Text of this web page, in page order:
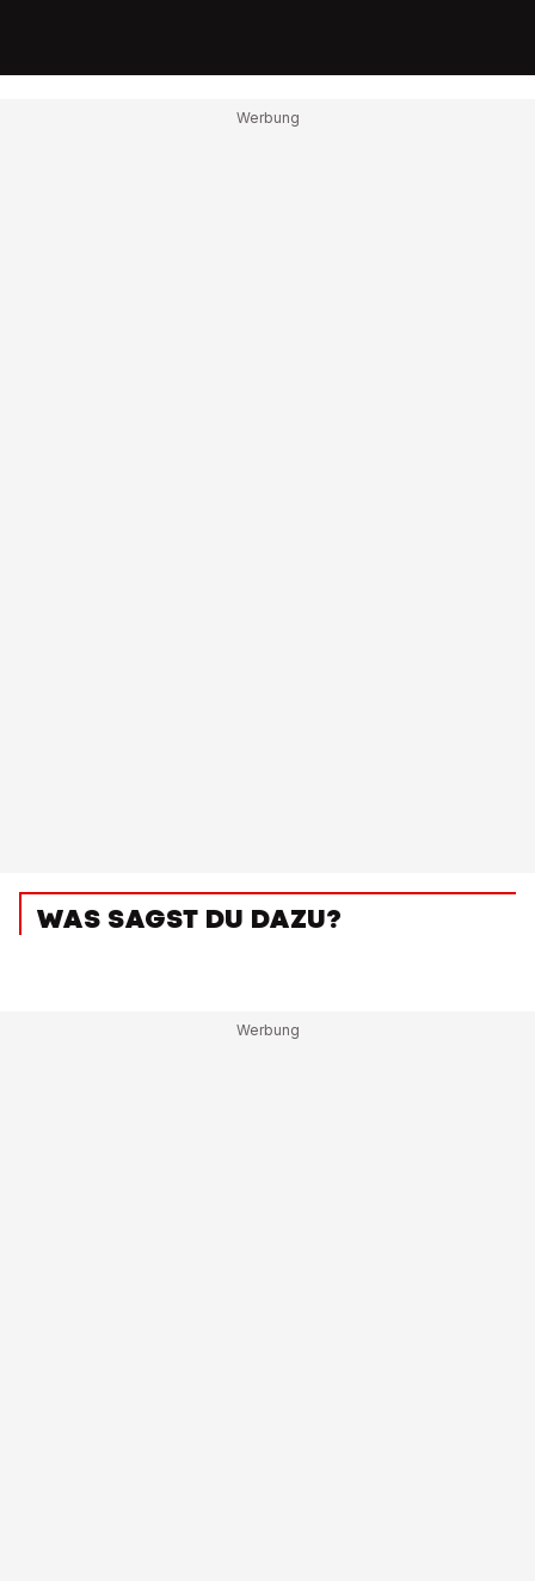
WAS SAGST DU DAZU?